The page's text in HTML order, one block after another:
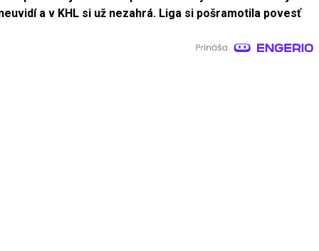
a v KHL si už nezahrá. Liga si pošramotila povesť